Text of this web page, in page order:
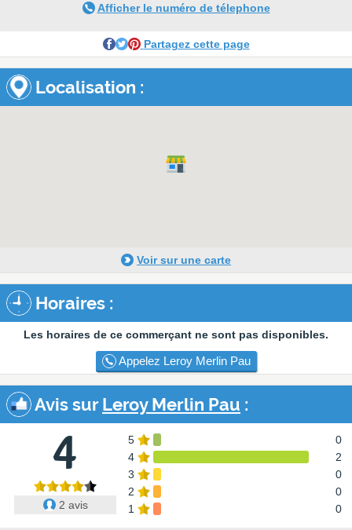
Afficher le numéro de télephone
Partagez cette page
Localisation :
Voir sur une carte
Horaires :
Les horaires de ce commerçant ne sont pas disponibles.
Appelez Leroy Merlin Pau
Avis surLeroy Merlin Pau :
4
2 avis
5
0
4
2
3
0
2
0
1
0